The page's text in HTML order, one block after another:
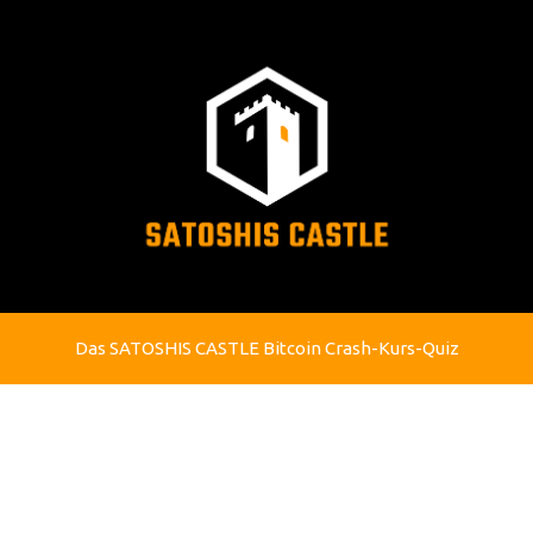
Das SATOSHIS CASTLE Bitcoin Crash-Kurs-Quiz